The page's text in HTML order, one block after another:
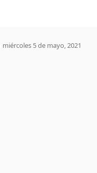
miércoles 5 de mayo, 2021